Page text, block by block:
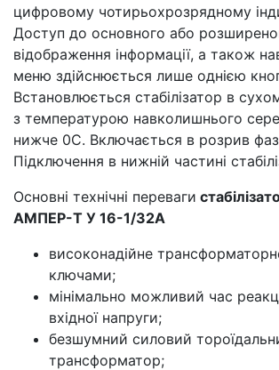
цифровому чотирьохрозрядному
Доступ до основного або
відображення інформації, а також
меню здійснюється лише однією
Встановлюється стабілізатор в
з температурою навколишнього
нижче 0С. Включається в розрив
Підключення в нижній частині
Основні технічні переваги
АМПЕР-Т У 16-1/32А
високонадійне
ключами;
мінімально можливий час
вхідної напруги;
безшумний силовий
трансформатор;